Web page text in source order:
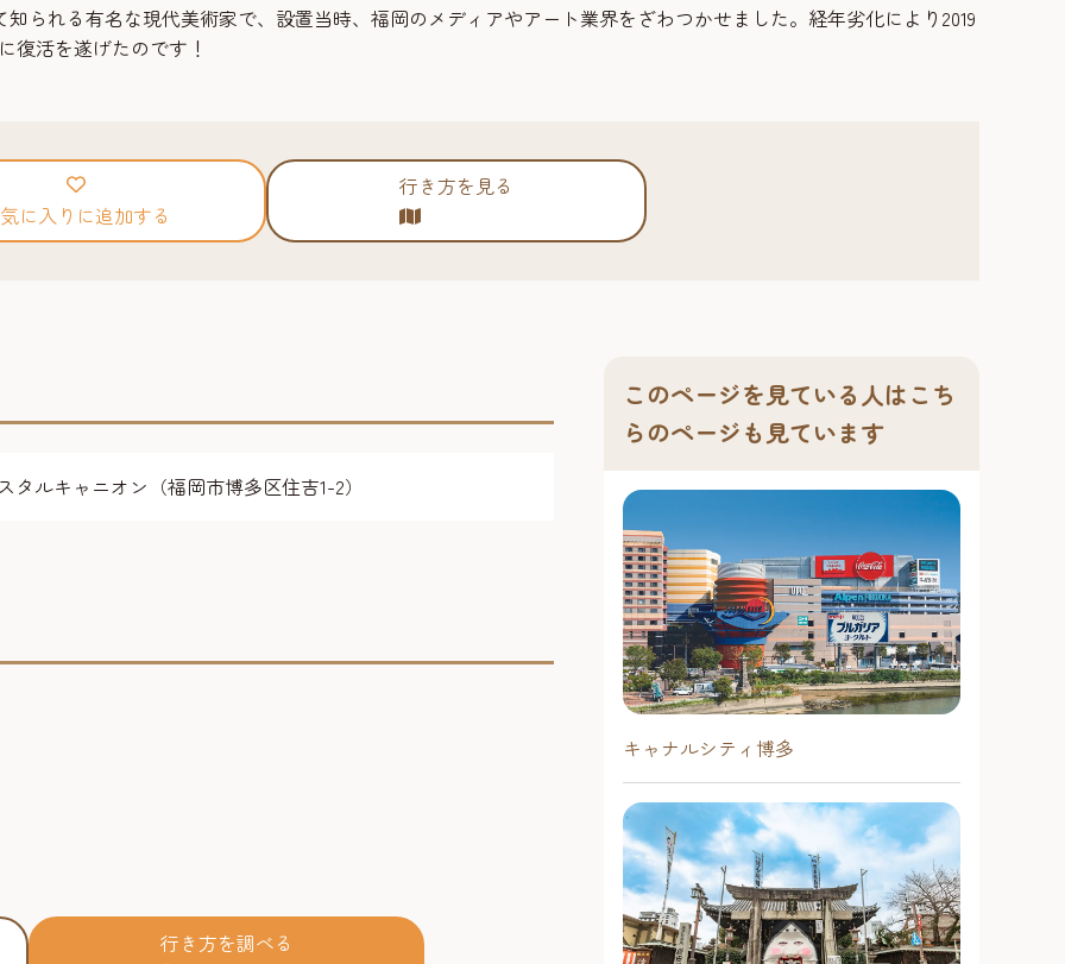
られる有名な現代美術家で、設置当時、福岡のメディアやアート業界をざわつかせました。経年劣化により2019
復活を遂げたのです！
に入りに追加する
行き方を見る
ルキャニオン（福岡市博多区住吉1-2）
行き方を調べる
このページを見ている人はこち
らのページも見ています
キャナルシティ博多